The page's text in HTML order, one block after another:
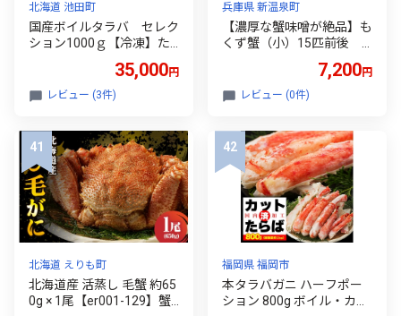
北海道 池田町
国産ボイルタラバ セレク
ション1000ｇ【冷凍】た
35,000円
レビュー (3件)
兵庫県 新温泉町
【濃厚な蟹味噌が絶品】も
くず蟹（小）15匹前後 1
味噌 珍味 希少 秋の味覚 川
蟹 蟹味噌汁 手土産 贈答用
7,200円
レビュー (0件)
北海道 えりも町
北海道産 活蒸し 毛蟹 約65
0g × 1尾【er001-129】蟹
福岡県 福岡市
本タラバガニ ハーフポー
ション 800g ボイル・カッ